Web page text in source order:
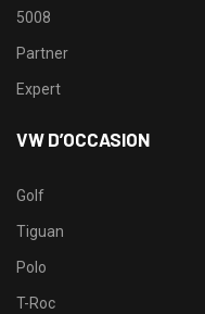
5008
Partner
Expert
VW D’OCCASION
Golf
Tiguan
Polo
T-Roc